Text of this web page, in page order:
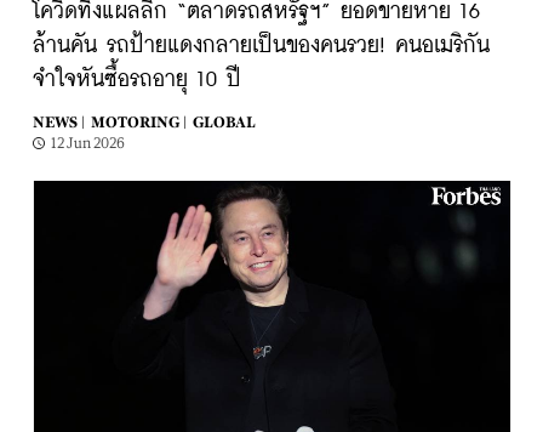
โควิดทิ้งแผลลึก “ตลาดรถสหรัฐฯ” ยอดขายหาย 16
ล้านคัน รถป้ายแดงกลายเป็นของคนรวย! คนอเมริกัน
จำใจหันซื้อรถอายุ 10 ปี
NEWS | MOTORING |
GLOBAL
12 Jun 2026